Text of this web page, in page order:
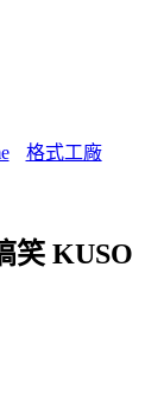
格式工廠
笑 KUSO